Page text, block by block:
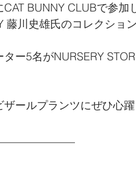
BUNNY CLUBで参加
藤川史雄氏のコレクショ
ー5名がNURSERY
ールプランツにぜひ心